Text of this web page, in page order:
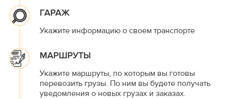
ГАРАЖ
Укажите информацию о своем транспорте
МАРШРУТЫ
Укажите маршруты, по которым вы готовы
перевозить грузы. По ним вы будете получать
уведомления о новых грузах и заказах.